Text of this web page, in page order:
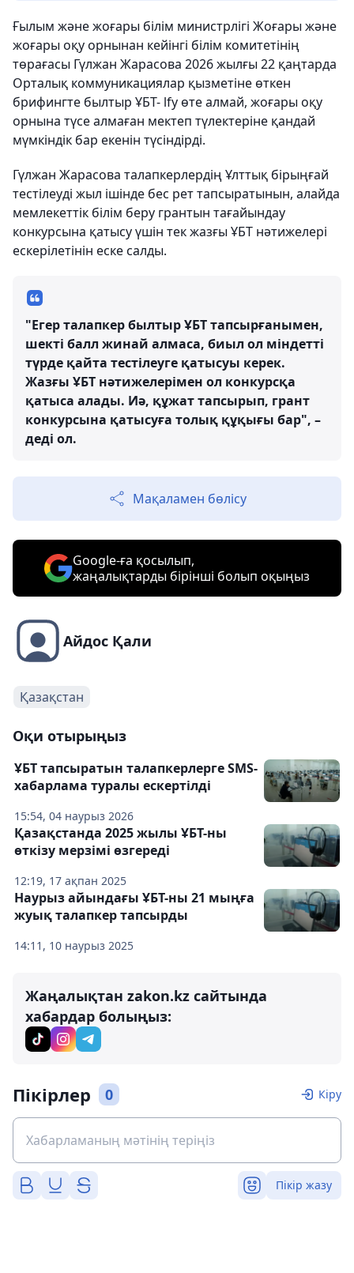
Ғылым және жоғары білім министрлігі Жоғары және
жоғары оқу орнынан кейінгі білім комитетінің
төрағасы Гүлжан Жарасова 2026 жылғы 22 қаңтарда
Орталық коммуникациялар қызметіне өткен
брифингте былтыр ҰБТ- lfy өте алмай, жоғары оқу
орнына түсе алмаған мектеп түлектеріне қандай
мүмкіндік бар екенін түсіндірді.
Гүлжан Жарасова талапкерлердің Ұлттық бірыңғай
тестілеуді жыл ішінде бес рет тапсыратынын, алайда
мемлекеттік білім беру грантын тағайындау
конкурсына қатысу үшін тек жазғы ҰБТ нәтижелері
ескерілетінін еске салды.
"Егер талапкер былтыр ҰБТ тапсырғанымен,
шекті балл жинай алмаса, биыл ол міндетті
түрде қайта тестілеуге қатысуы керек.
Жазғы ҰБТ нәтижелерімен ол конкурсқа
қатыса алады. Иә, құжат тапсырып, грант
конкурсына қатысуға толық құқығы бар", –
деді ол.
Мақаламен бөлісу
Google-ға қосылып,
жаңалықтарды бірінші болып оқыңыз
Айдос Қали
Қазақстан
Оқи отырыңыз
15:54, 04 наурыз 2026
ҰБТ тапсыратын талапкерлерге SMS-
хабарлама туралы ескертілді
12:19, 17 ақпан 2025
Қазақстанда 2025 жылы ҰБТ-ны
өткізу мерзімі өзгереді
14:11, 10 наурыз 2025
Наурыз айындағы ҰБТ-ны 21 мыңға
жуық талапкер тапсырды
Жаңалықтан zakon.kz сайтында
хабардар болыңыз:
Пікірлер 0 Кіру
Пікір жазу